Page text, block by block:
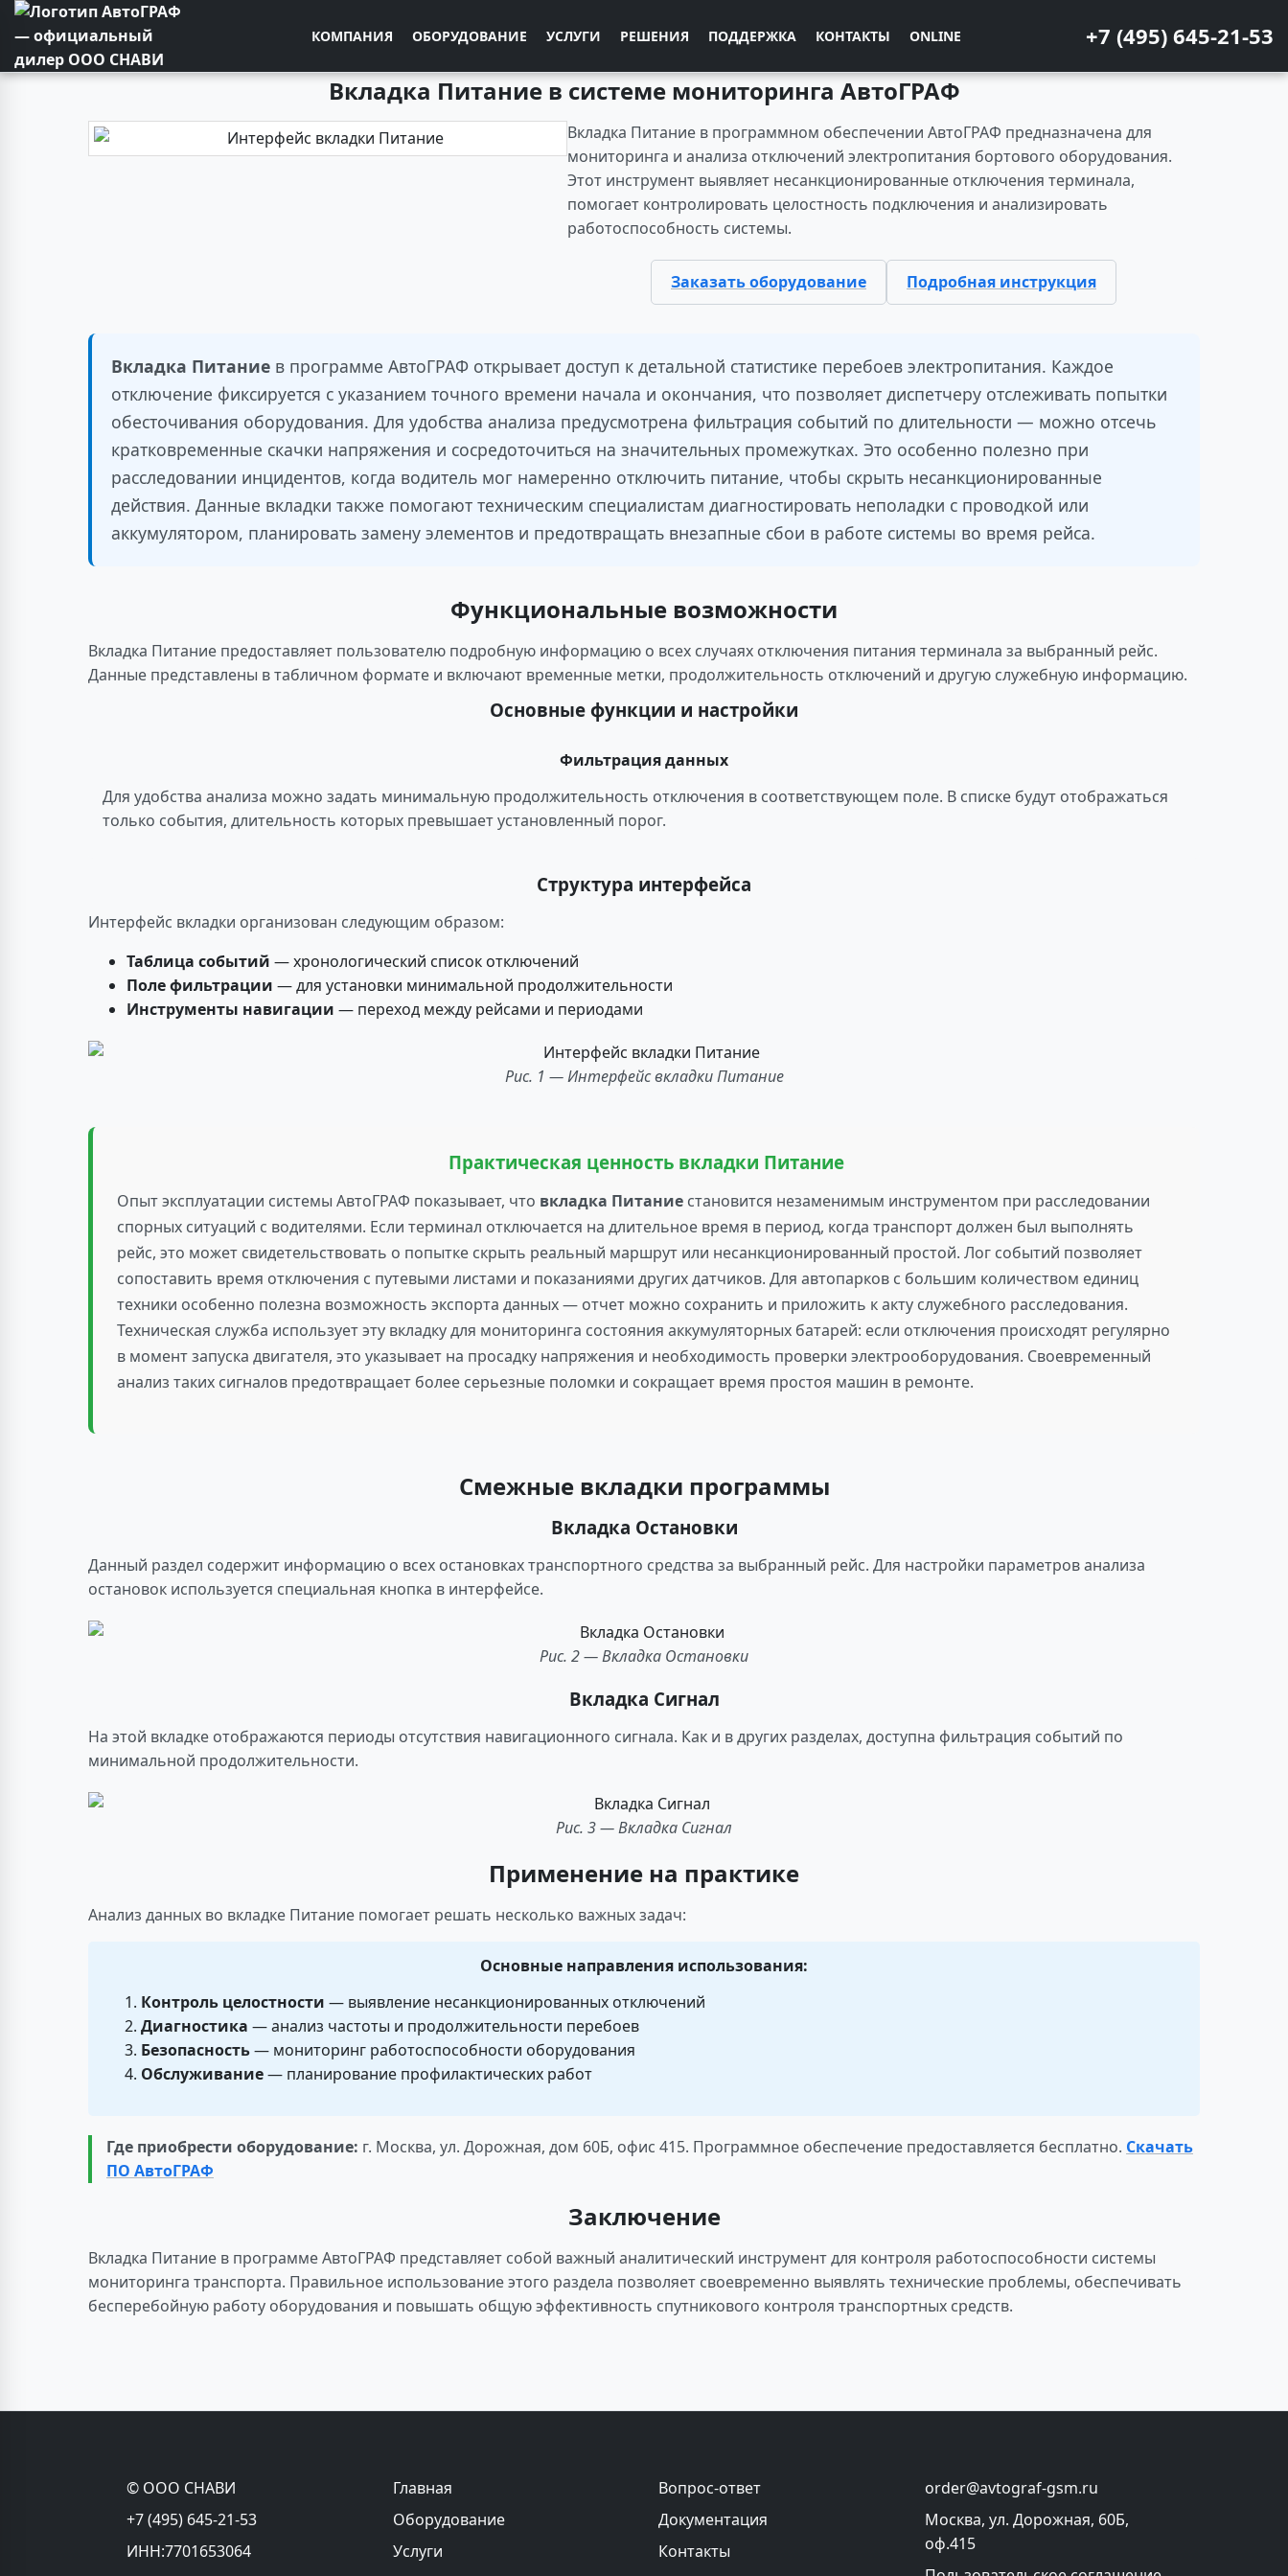
КОМПАНИЯ ОБОРУДОВАНИЕ УСЛУГИ РЕШЕНИЯ ПОДДЕРЖКА КОНТАКТЫ ONLINE +7 (495) 645-21-53
Вкладка Питание в системе мониторинга АвтоГРАФ
Вкладка Питание в программном обеспечении АвтоГРАФ предназначена для
мониторинга и анализа отключений электропитания бортового оборудования.
Этот инструмент выявляет несанкционированные отключения терминала,
помогает контролировать целостность подключения и анализировать
работоспособность системы.
Заказать оборудование Подробная инструкция
Вкладка Питание в программе АвтоГРАФ открывает доступ к детальной статистике перебоев электропитания. Каждое
отключение фиксируется с указанием точного времени начала и окончания, что позволяет диспетчеру отслеживать попытки
обесточивания оборудования. Для удобства анализа предусмотрена фильтрация событий по длительности — можно отсечь
кратковременные скачки напряжения и сосредоточиться на значительных промежутках. Это особенно полезно при
расследовании инцидентов, когда водитель мог намеренно отключить питание, чтобы скрыть несанкционированные
действия. Данные вкладки также помогают техническим специалистам диагностировать неполадки с проводкой или
аккумулятором, планировать замену элементов и предотвращать внезапные сбои в работе системы во время рейса.
Функциональные возможности
Вкладка Питание предоставляет пользователю подробную информацию о всех случаях отключения питания терминала за выбранный рейс.
Данные представлены в табличном формате и включают временные метки, продолжительность отключений и другую служебную информацию.
Основные функции и настройки
Фильтрация данных
Для удобства анализа можно задать минимальную продолжительность отключения в соответствующем поле. В списке будут отображаться
только события, длительность которых превышает установленный порог.
Структура интерфейса
Интерфейс вкладки организован следующим образом:
Таблица событий — хронологический список отключений
Поле фильтрации — для установки минимальной продолжительности
Инструменты навигации — переход между рейсами и периодами
Рис. 1 — Интерфейс вкладки Питание
Практическая ценность вкладки Питание
Опыт эксплуатации системы АвтоГРАФ показывает, что вкладка Питание становится незаменимым инструментом при расследовании
спорных ситуаций с водителями. Если терминал отключается на длительное время в период, когда транспорт должен был выполнять
рейс, это может свидетельствовать о попытке скрыть реальный маршрут или несанкционированный простой. Лог событий позволяет
сопоставить время отключения с путевыми листами и показаниями других датчиков. Для автопарков с большим количеством единиц
техники особенно полезна возможность экспорта данных — отчет можно сохранить и приложить к акту служебного расследования.
Техническая служба использует эту вкладку для мониторинга состояния аккумуляторных батарей: если отключения происходят регулярно
в момент запуска двигателя, это указывает на просадку напряжения и необходимость проверки электрооборудования. Своевременный
анализ таких сигналов предотвращает более серьезные поломки и сокращает время простоя машин в ремонте.
Смежные вкладки программы
Вкладка Остановки
Данный раздел содержит информацию о всех остановках транспортного средства за выбранный рейс. Для настройки параметров анализа
остановок используется специальная кнопка в интерфейсе.
Рис. 2 — Вкладка Остановки
Вкладка Сигнал
На этой вкладке отображаются периоды отсутствия навигационного сигнала. Как и в других разделах, доступна фильтрация событий по
минимальной продолжительности.
Рис. 3 — Вкладка Сигнал
Применение на практике
Анализ данных во вкладке Питание помогает решать несколько важных задач:
Основные направления использования:
Контроль целостности — выявление несанкционированных отключений
Диагностика — анализ частоты и продолжительности перебоев
Безопасность— мониторинг работоспособности оборудования
Обслуживание— планирование профилактических работ
Где приобрести оборудование: г. Москва, ул. Дорожная, дом 60Б, офис 415. Программное обеспечение предоставляется бесплатно. Скачать
ПО АвтоГРАФ
Заключение
Вкладка Питание в программе АвтоГРАФ представляет собой важный аналитический инструмент для контроля работоспособности системы
мониторинга транспорта. Правильное использование этого раздела позволяет своевременно выявлять технические проблемы, обеспечивать
бесперебойную работу оборудования и повышать общую эффективность спутникового контроля транспортных средств.
© ООО СНАВИ
+7 (495) 645-21-53
ИНН:7701653064
Главная
Оборудование
Услуги
Вопрос-ответ
Документация
Контакты
order@avtograf-gsm.ru
Москва, ул. Дорожная, 60Б,
оф.415